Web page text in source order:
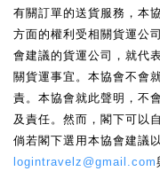
有關訂單的送貨服務，本
方面的權利受相關貨運公
會建議的貨運公司，就代
關貨運事宜。本協會不會
責。本協會就此聲明，不
及責任。然而，閣下可以
倘若閣下選用本協會建議
logintravelz@gmail.com